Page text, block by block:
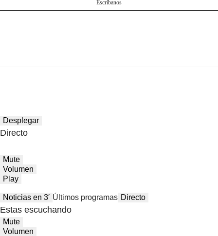
Escríbanos
Desplegar
Directo
Mute
Volumen
Play
Noticias en 3′ Últimos programas Directo
Estas escuchando
Mute
Volumen